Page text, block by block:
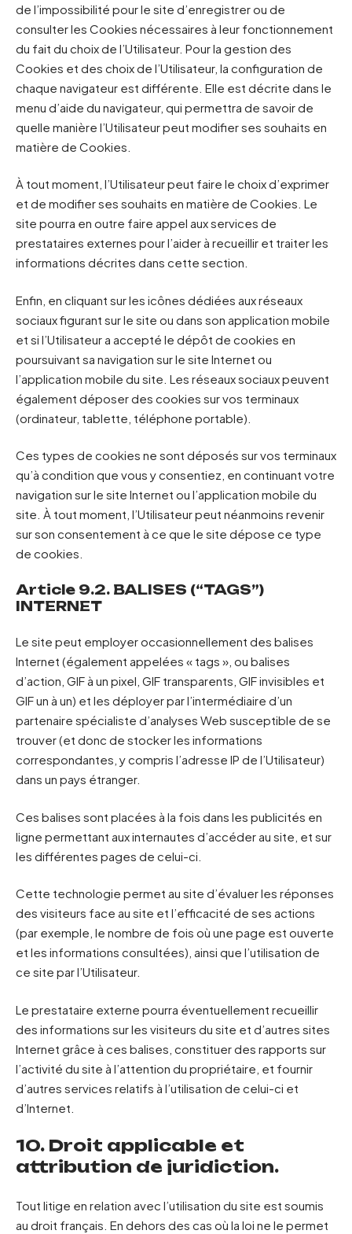
de l’impossibilité pour le site d’enregistrer ou de
consulter les Cookies nécessaires à leur fonctionnement
du fait du choix de l’Utilisateur. Pour la gestion des
Cookies et des choix de l’Utilisateur, la configuration de
chaque navigateur est différente. Elle est décrite dans le
menu d’aide du navigateur, qui permettra de savoir de
quelle manière l’Utilisateur peut modifier ses souhaits en
matière de Cookies.
À tout moment, l’Utilisateur peut faire le choix d’exprimer
et de modifier ses souhaits en matière de Cookies. Le
site pourra en outre faire appel aux services de
prestataires externes pour l’aider à recueillir et traiter les
informations décrites dans cette section.
Enfin, en cliquant sur les icônes dédiées aux réseaux
sociaux figurant sur le site ou dans son application mobile
et si l’Utilisateur a accepté le dépôt de cookies en
poursuivant sa navigation sur le site Internet ou
l’application mobile du site. Les réseaux sociaux peuvent
également déposer des cookies sur vos terminaux
(ordinateur, tablette, téléphone portable).
Ces types de cookies ne sont déposés sur vos terminaux
qu’à condition que vous y consentiez, en continuant votre
navigation sur le site Internet ou l’application mobile du
site. À tout moment, l’Utilisateur peut néanmoins revenir
sur son consentement à ce que le site dépose ce type
de cookies.
Article 9.2. BALISES (“TAGS”)
INTERNET
Le site peut employer occasionnellement des balises
Internet (également appelées « tags », ou balises
d’action, GIF à un pixel, GIF transparents, GIF invisibles et
GIF un à un) et les déployer par l’intermédiaire d’un
partenaire spécialiste d’analyses Web susceptible de se
trouver (et donc de stocker les informations
correspondantes, y compris l’adresse IP de l’Utilisateur)
dans un pays étranger.
Ces balises sont placées à la fois dans les publicités en
ligne permettant aux internautes d’accéder au site, et sur
les différentes pages de celui-ci.
Cette technologie permet au site d’évaluer les réponses
des visiteurs face au site et l’efficacité de ses actions
(par exemple, le nombre de fois où une page est ouverte
et les informations consultées), ainsi que l’utilisation de
ce site par l’Utilisateur.
Le prestataire externe pourra éventuellement recueillir
des informations sur les visiteurs du site et d’autres sites
Internet grâce à ces balises, constituer des rapports sur
l’activité du site à l’attention du propriétaire, et fournir
d’autres services relatifs à l’utilisation de celui-ci et
d’Internet.
10. Droit applicable et
attribution de juridiction.
Tout litige en relation avec l’utilisation du site est soumis
au droit français. En dehors des cas où la loi ne le permet